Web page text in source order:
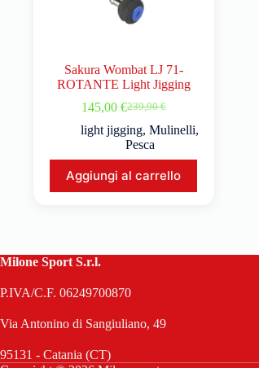
Sakura Wombat LJ 71-
ROTANTE Light Jigging
239,90€
145,00 €
light jigging,Mulinelli,
Pesca
Aggiungi al carrello
Milone Sport S.r.l.
P.IVA/C.F. 06249700870
Via Antonino di Sangiuliano, 49
95131 - Catania (CT)